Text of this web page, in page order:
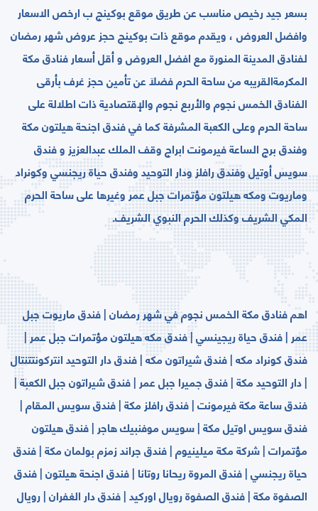
بسعر جيد رخيص مناسب عن طريق موقع بوكينج ب ارخص الاسعار
وافضل العروض ، ويقدم ﻣﻮﻗﻊ ﺫﺍﺕ ﺑﻮﻛﻴﻨﺞ حجز عروض شهر رمضان
لفنادق المدينة المنورة مع اﻓﻀﻞ العروض ﻭ ﺃﻗﻞ ﺃﺳﻌﺎﺭ ﻓﻨﺎﺩﻕ ﻣﻜﺔ
ﺍﻟﻤﻜﺮﻣﺔالقريبه من ساحة الحرم ﻓﻀﻼ‌َ ﻋﻦ ﺗﺄﻣﻴﻦ ﺣﺠﺰ ﻏﺮﻑ ﺑﺄﺭﻗﻰ
الفنادق اﻟﺨﻤﺲ ﻧﺠﻮﻡ ﻭﺍﻷ‌ﺭﺑﻊ ﻧﺠﻮﻡ ﻭﺍﻹ‌ﻗﺘﺼﺎﺩﻳﺔ ﺫﺍﺕ ﺍﻃﻼ‌ﻟﺔ على
ساحة الحرم وﻋﻠﻰ ﺍﻟﻜﻌﺒﺔ ﺍﻟﻤﺸﺮﻓﺔ كما في فندق اجنحة هيلتون مكة
وفندق برج الساعة فيرمونت ابراج وقف الملك عبدالعزيز و فندق
سويس أوتيل وفندق رافلز ودار التوحيد وفندق حياة ريجنسي وكونراد
وماريوت ومكه هيلتون مؤتمرات جبل عمر وغيرها على ﺳﺎﺣﺔ ﺍﻟﺤﺮﻡ
ﺍﻟﻤﻜﻲ ﺍﻟﺸﺮﻳﻒ ﻭﻛﺬﻟﻚ ﺍﻟﺤﺮﻡ ﺍﻟﻨﺒﻮﻱ ﺍﻟﺸﺮﻳﻒ.
اهم فنادق مكة الخمس نجوم في شهر رمضان | فندق ماريوت جبل
عمر | فندق حياة ريجينسي | فندق مكه هيلتون مؤتمرات جبل عمر |
فندق كونراد مكه | فندق شيراتون مكه | فندق دار التوحيد انتركونتتنتال
| دار التوحيد مكة | فندق جميرا جبل عمر | فندق شيراتون جبل الكعبة |
فندق ساعة مكة فيرمونت | فندق رافلز مكة | فندق سويس المقام |
فندق سويس اوتيل مكة | سويس موفنبيك هاجر | فندق هيلتون
مؤتمرات | شركة مكة ميلينيوم | فندق جراند زمزم بولمان مكة | فندق
حياة ريجنسي | فندق المروة ريحانا روتانا | فندق اجنحة هيلتون | فندق
الصفوة مكة | فندق الصفوة رويال اوركيد | فندق دار الغفران | رويال